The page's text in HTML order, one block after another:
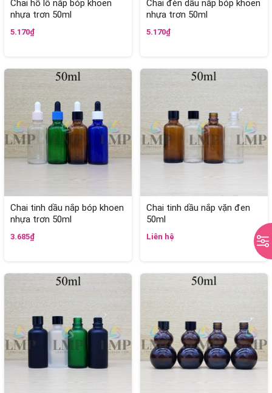
Chai hồ lô nắp bóp khoen
nhựa trơn 50ml
5.170₫
Chai đèn dầu nắp bóp khoen
nhựa trơn 50ml
5.170₫
Chai tinh dầu nắp bóp khoen
nhựa trơn 50ml
3.685₫
Chai tinh dầu nắp vặn đen
50ml
Liên hệ